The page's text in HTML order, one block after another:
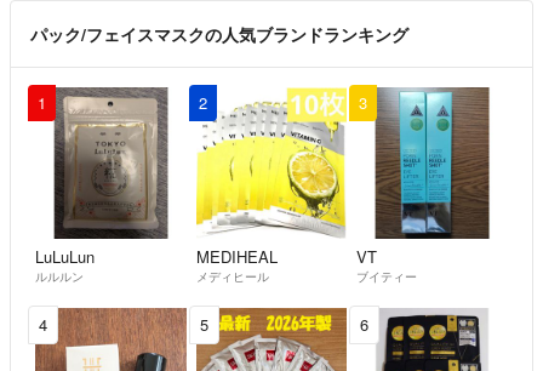
パック/フェイスマスクの人気ブランドランキング
1
LuLuLun
ルルルン
2
MEDIHEAL
メディヒール
3
VT
ブイティー
4 5 6